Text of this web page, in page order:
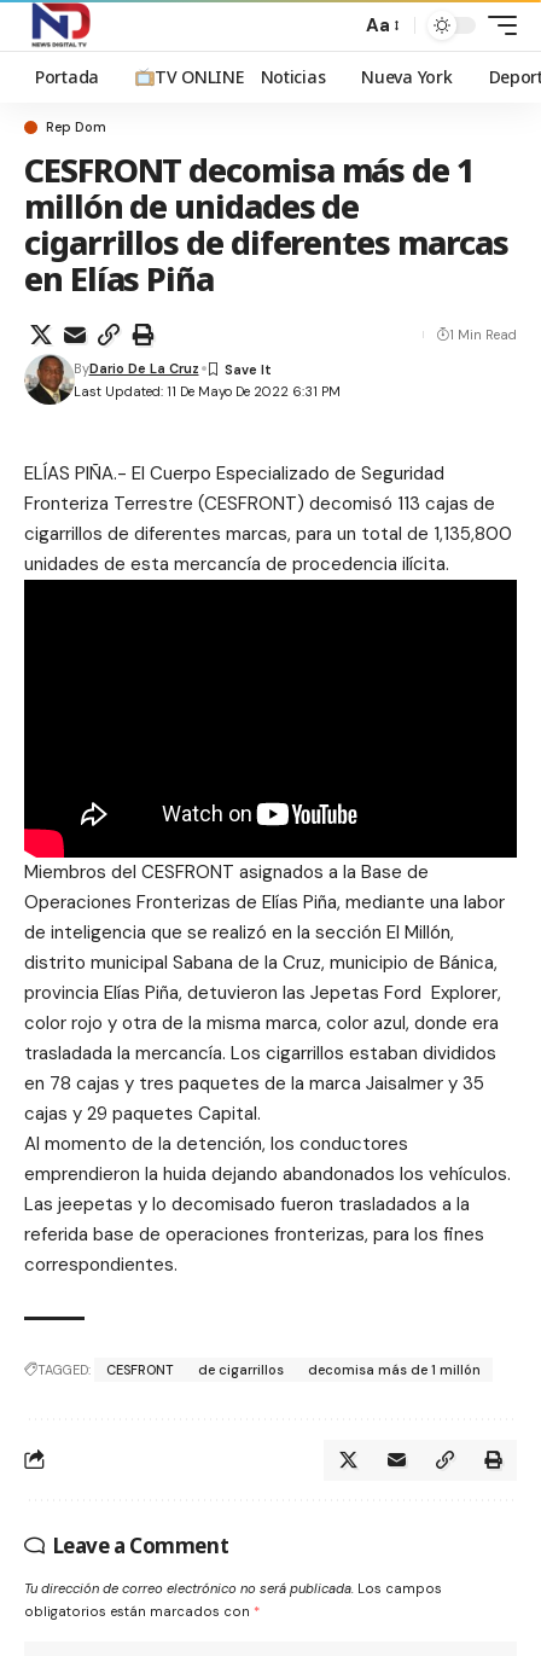
Aa
Portada TV ONLINE Noticias Nueva York
Rep Dom
CESFRONT decomisa más de 1
millón de unidades de
cigarrillos de diferentes marcas
en Elías Piña
Last Updated: 11 De Mayo De 2022 6:31 PM
ByDario De La Cruz
1 Min Read
ELÍAS PIÑA.- El Cuerpo Especializado de Seguridad
Fronteriza Terrestre (CESFRONT) decomisó 113 cajas de
cigarrillos de diferentes marcas, para un total de 1,135,800
unidades de esta mercancía de procedencia ilícita.
Miembros del CESFRONT asignados a la Base de
Operaciones Fronterizas de Elías Piña, mediante una labor
de inteligencia que se realizó en la sección El Millón,
distrito municipal Sabana de la Cruz, municipio de Bánica,
provincia Elías Piña, detuvieron las Jepetas Ford Explorer,
color rojo y otra de la misma marca, color azul, donde era
trasladada la mercancía. Los cigarrillos estaban divididos
en 78 cajas y tres paquetes de la marca Jaisalmer y 35
cajas y 29 paquetes Capital.
Al momento de la detención, los conductores
emprendieron la huida dejando abandonados los vehículos.
Las jeepetas y lo decomisado fueron trasladados a la
referida base de operaciones fronterizas, para los fines
correspondientes.
TAGGED: CESFRONT de cigarrillos decomisa más de 1 millón
Leave a Comment
Tu dirección de correo electrónico no será publicada. Los campos
obligatorios están marcados con *